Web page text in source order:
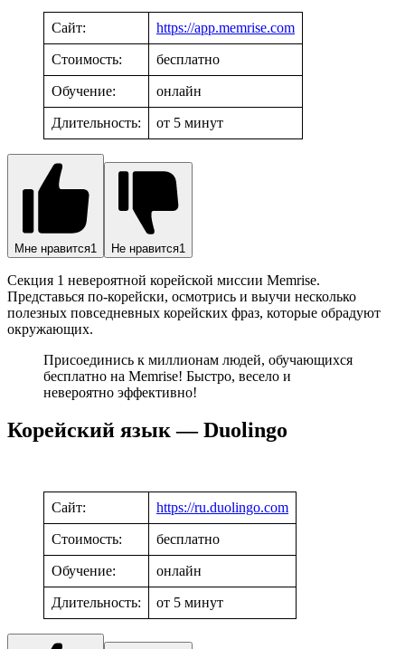
Сайт: https://app.memrise.com
Стоимость: бесплатно
Обучение: онлайн
Длительность: от 5 минут
Мне нравится1 Не нравится1
Секция 1 невероятной корейской миссии Memrise.
Представься по-корейски, осмотрись и выучи несколько
полезных повседневных корейских фраз, которые обрадуют
окружающих.
Присоединись к миллионам людей, обучающихся
бесплатно на Memrise! Быстро, весело и
невероятно эффективно!
Корейский язык — Duolingo
Сайт: https://ru.duolingo.com
Стоимость: бесплатно
Обучение: онлайн
Длительность: от 5 минут